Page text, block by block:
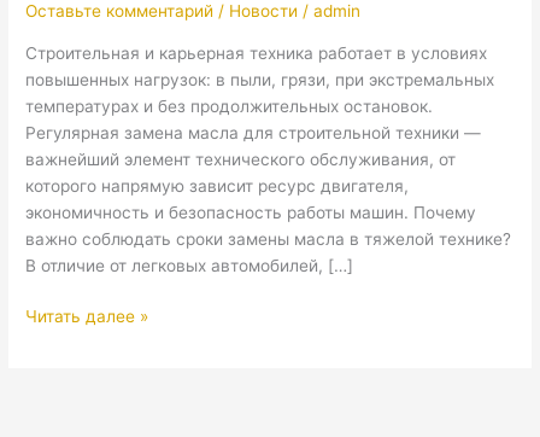
Оставьте комментарий / Новости /admin
Строительная и карьерная техника работает в условиях
повышенных нагрузок: в пыли, грязи, при экстремальных
температурах и без продолжительных остановок.
Регулярная замена масла для строительной техники —
важнейший элемент технического обслуживания, от
которого напрямую зависит ресурс двигателя,
экономичность и безопасность работы машин. Почему
важно соблюдать сроки замены масла в тяжелой технике?
В отличие от легковых автомобилей, […]
частота
замены
Читать далее »